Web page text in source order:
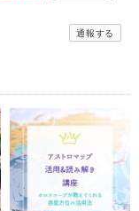
通報する